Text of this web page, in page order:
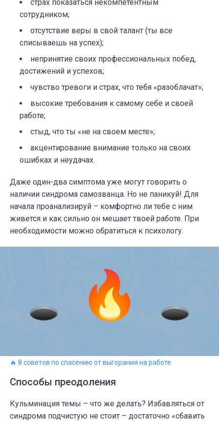
страх показаться некомпетентным
сотрудником;
отсутствие веры в свой талант (ты все
списываешь на успех);
непринятие своих профессиональных побед,
достижений и успехов;
чувство тревоги и страх, что тебя «разоблачат»;
высокие требования к самому себе и своей
работе;
стыд, что ты «не на своем месте»;
акцентирование внимание только на своих
ошибках и неудачах.
Даже один-два симптома уже могут говорить о
наличии синдрома самозванца. Но не паникуй! Для
начала проанализируй – комфортно ли тебе с ним
живется и как сильно он мешает твоей работе. При
необходимости можно обратиться к психологу.
🔥 8 советов по спасению от выгорания на работе
Способы преодоления
Кульминация темы – что же делать? Избавляться от
синдрома подчистую не стоит – достаточно «сбавить